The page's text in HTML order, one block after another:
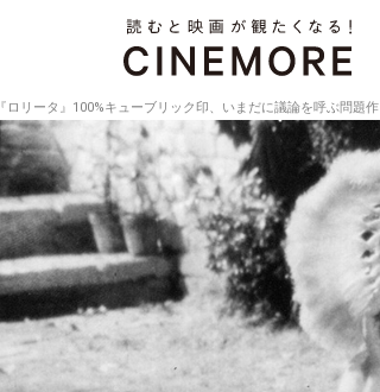
『ロリータ』100%キューブリック印、いまだに議論を呼ぶ問題作